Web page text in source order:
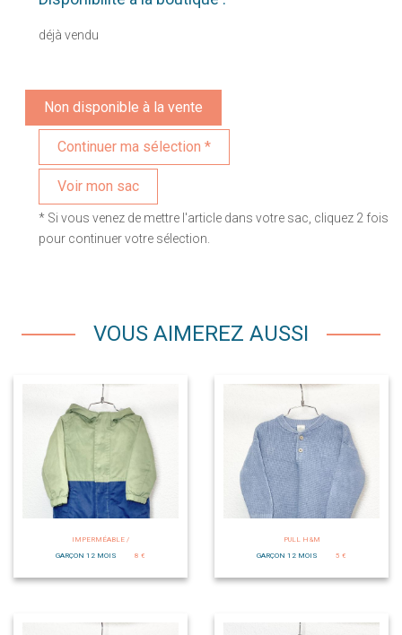
déjà vendu
Non disponible à la vente
Voir mon sac
* Si vous venez de mettre l'article dans votre sac, cliquez 2 fois
pour continuer votre sélection.
VOUS AIMEREZ AUSSI
IMPERMÉABLE /
GARÇON 12 MOIS
8 €
PULL H&M
GARÇON 12 MOIS
5 €